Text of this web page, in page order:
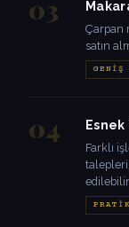
03
Çarpan
satın
GENIŞ
04
Farklı